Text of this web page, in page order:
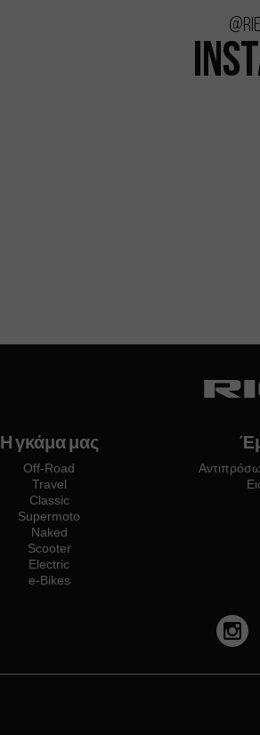
Η γκάμα μας
Off-Road
Travel
Classic
Supermoto
Naked
Scooter
Electric
e-Bikes